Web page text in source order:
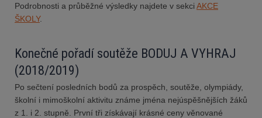
Podrobnosti a průběžné výsledky najdete v sekci AKCE
ŠKOLY.
Konečné pořadí soutěže BODUJ A VYHRAJ
(2018/2019)
Po sečtení posledních bodů za prospěch, soutěže, olympiády,
školní i mimoškolní aktivitu známe jména nejúspěšnějších žáků
z 1. i 2. stupně. První tři získávají krásné ceny věnované